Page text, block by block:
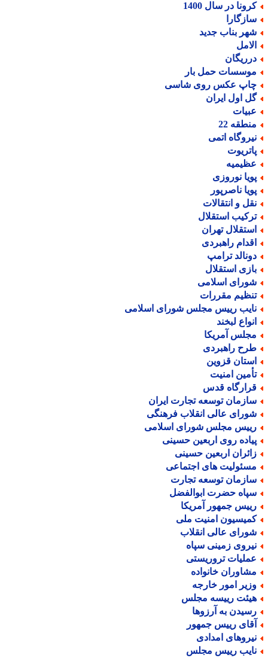
در سال 1400
بناب جدید
حمل بار
عکس روی شاسی
اول ایران
22
اتمی
نوروزی
ناصرپور
و انتقالات
استقلال
تهران
راهبردی
ترامپ
استقلال
اسلامی
مقررات
رییس مجلس شورای اسلامی
لبخند
آمریکا
راهبردی
قزوین
امنیت
قدس
توسعه تجارت ایران
عالی انقلاب فرهنگی
مجلس شورای اسلامی
روی اربعین حسینی
اربعین حسینی
های اجتماعی
توسعه تجارت
حضرت ابوالفضل
جمهور آمریکا
امنیت ملی
عالی انقلاب
زمینی سپاه
تروریستی
خانواده
امور خارجه
رییسه مجلس
به آرزوها
رییس جمهور
امدادی
رییس مجلس